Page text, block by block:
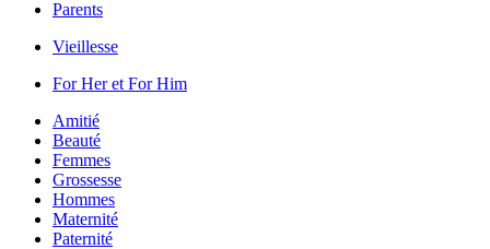
Parents
Vieillesse
For Her et For Him
Amitié
Beauté
Femmes
Grossesse
Hommes
Maternité
Paternité